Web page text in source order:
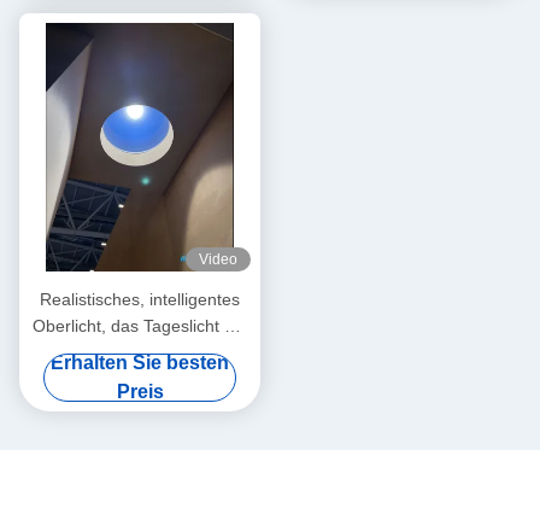
6500K für Tag-zu-Nacht-
Video
Realistisches, intelligentes
Oberlicht, das Tageslicht mit
Rayleigh-Streuung
nachahmt, mit App und
Sprachsteuerung, 100VAC-
Erhalten Sie besten
Preis